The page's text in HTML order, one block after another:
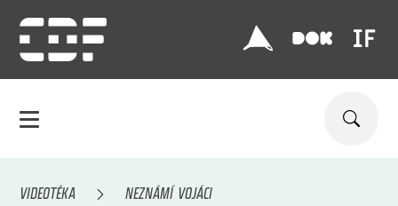
VIDEOTÉKA NEZNÁMÍ VOJÁCI